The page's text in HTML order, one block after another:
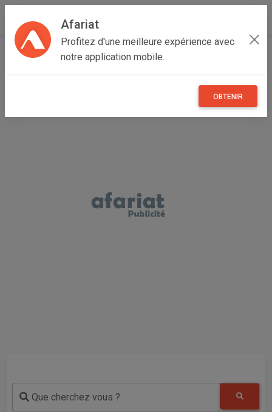
Afariat
Profitez d'une meilleure expérience avec
notre application mobile.
OBTENIR
Accueil Annonceur Mohamed
Que cherchez vous ?